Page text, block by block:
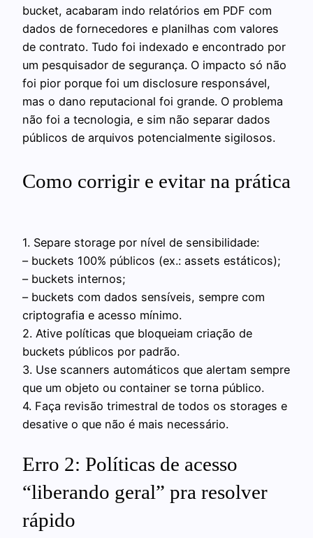
bucket, acabaram indo relatórios em PDF com
dados de fornecedores e planilhas com valores
de contrato. Tudo foi indexado e encontrado por
um pesquisador de segurança. O impacto só não
foi pior porque foi um disclosure responsável,
mas o dano reputacional foi grande. O problema
não foi a tecnologia, e sim não separar dados
públicos de arquivos potencialmente sigilosos.
Como corrigir e evitar na prática
1. Separe storage por nível de sensibilidade:
– buckets 100% públicos (ex.: assets estáticos);
– buckets internos;
– buckets com dados sensíveis, sempre com
criptografia e acesso mínimo.
2. Ative políticas que bloqueiam criação de
buckets públicos por padrão.
3. Use scanners automáticos que alertam sempre
que um objeto ou container se torna público.
4. Faça revisão trimestral de todos os storages e
desative o que não é mais necessário.
Erro 2: Políticas de acesso
“liberando geral” pra resolver
rápido